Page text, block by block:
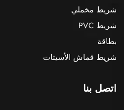
شريط مخملي
شريط PVC
بطاقة
شريط قماش الأسيتات
اتصل بنا